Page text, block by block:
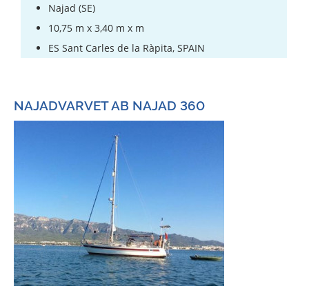
Najad (SE)
10,75 m x 3,40 m x m
ES Sant Carles de la Ràpita, SPAIN
NAJADVARVET AB NAJAD 360